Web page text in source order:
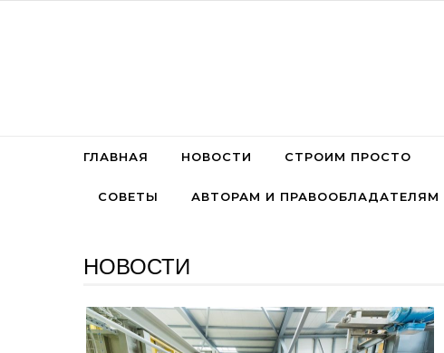
ГЛАВНАЯ НОВОСТИ СТРОИМ ПРОСТО
СОВЕТЫ АВТОРАМ И ПРАВООБЛАДАТЕЛЯМ
НОВОСТИ